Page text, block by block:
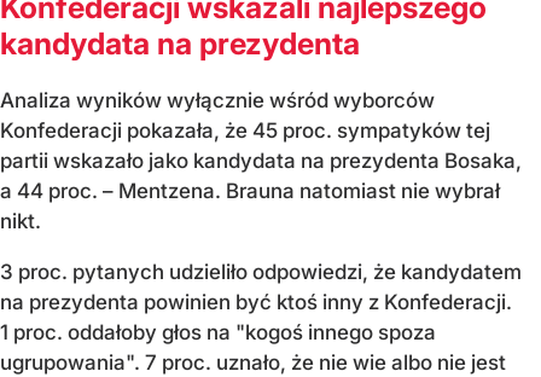
Konfederacji wskazali najlepszego
kandydata na prezydenta
Analiza wyników wyłącznie wśród wyborców
Konfederacji pokazała, że 45 proc. sympatyków tej
partii wskazało jako kandydata na prezydenta Bosaka,
a 44 proc. – Mentzena. Brauna natomiast nie wybrał
nikt.
3 proc. pytanych udzieliło odpowiedzi, że kandydatem
na prezydenta powinien być ktoś inny z Konfederacji.
1 proc. oddałoby głos na "kogoś innego spoza
ugrupowania". 7 proc. uznało, że nie wie albo nie jest